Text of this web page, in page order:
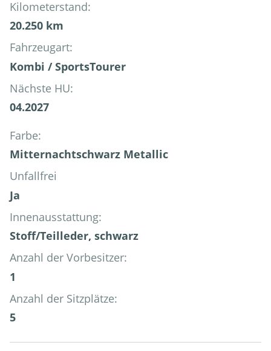
Kilometerstand:
20.250 km
Fahrzeugart:
Kombi / SportsTourer
Nächste HU:
04.2027
Farbe:
Mitternachtschwarz Metallic
Unfallfrei
Ja
Innenausstattung:
Stoff/Teilleder, schwarz
Anzahl der Vorbesitzer:
1
Anzahl der Sitzplätze:
5